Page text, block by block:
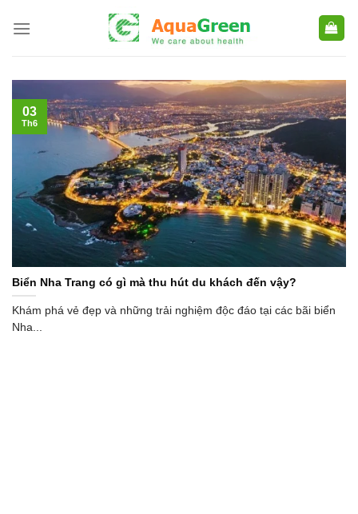
Biển Nha Trang có gì mà thu hút du khách đến vậy?
Khám phá vẻ đẹp và những trải nghiệm độc đáo tại các bãi biển
Nha...
03
Th6